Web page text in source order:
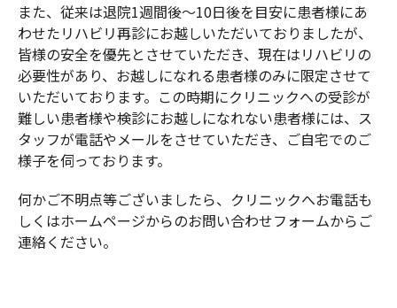
また、従来は退院1週間後～10日後を目安に患者様にあ
わせたリハビリ再診にお越しいただいておりましたが、
皆様の安全を優先とさせていただき、現在はリハビリの
必要性があり、お越しになれる患者様のみに限定させて
いただいております。この時期にクリニックへの受診が
難しい患者様や検診にお越しになれない患者様には、ス
タッフが電話やメールをさせていただき、ご自宅でのご
様子を伺っております。
何かご不明点等ございましたら、クリニックへお電話も
しくはホームページからのお問い合わせフォームからご
連絡ください。